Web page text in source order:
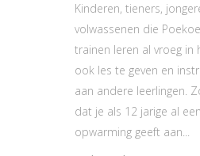
Kinderen, tieners,
volwassenen die
trainen leren al vroeg in
ook les te geven en
aan andere leerlingen.
dat je als 12 jarige al
opwarming geeft aan...